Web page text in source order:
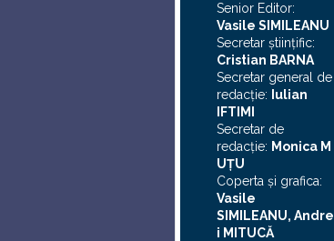
Senior Editor:
Vasile SIMILEANU
Secretar ştiinţific:
Cristian BARNA
Secretar general de
redacţie:
Iulian
FTIMI
Secretar de
redacţie: Monica M
UȚU
Coperta şi grafica:
Vasile
SIMILEANU, Andre
i MITUCĂ